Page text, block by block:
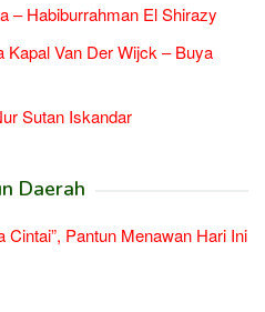
– Habiburrahman El Shirazy
Kapal Van Der Wijck – Buya
Sutan Iskandar
Daerah
Cintai”, Pantun Menawan Hari Ini